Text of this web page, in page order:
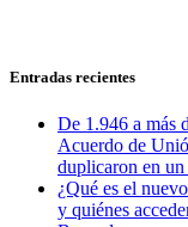
Entradas recientes
De 1.946 a más
Acuerdo de
duplicaron en un
¿Qué es el
y quiénes